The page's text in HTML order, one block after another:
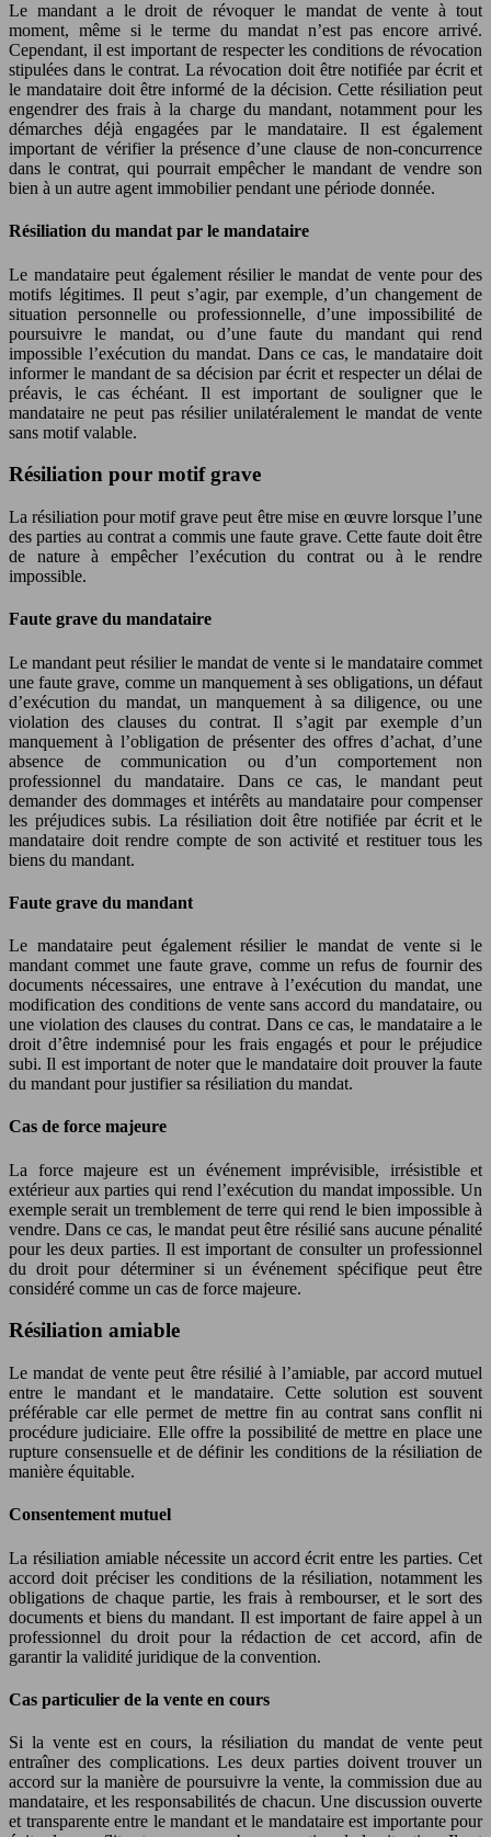
Le mandant a le droit de révoquer le mandat de vente à tout
moment, même si le terme du mandat n’est pas encore arrivé.
Cependant, il est important de respecter les conditions de révocation
stipulées dans le contrat. La révocation doit être notifiée par écrit et
le mandataire doit être informé de la décision. Cette résiliation peut
engendrer des frais à la charge du mandant, notamment pour les
démarches déjà engagées par le mandataire. Il est également
important de vérifier la présence d’une clause de non-concurrence
dans le contrat, qui pourrait empêcher le mandant de vendre son
bien à un autre agent immobilier pendant une période donnée.
Résiliation du mandat par le mandataire
Le mandataire peut également résilier le mandat de vente pour des
motifs légitimes. Il peut s’agir, par exemple, d’un changement de
situation personnelle ou professionnelle, d’une impossibilité de
poursuivre le mandat, ou d’une faute du mandant qui rend
impossible l’exécution du mandat. Dans ce cas, le mandataire doit
informer le mandant de sa décision par écrit et respecter un délai de
préavis, le cas échéant. Il est important de souligner que le
mandataire ne peut pas résilier unilatéralement le mandat de vente
sans motif valable.
Résiliation pour motif grave
La résiliation pour motif grave peut être mise en œuvre lorsque l’une
des parties au contrat a commis une faute grave. Cette faute doit être
de nature à empêcher l’exécution du contrat ou à le rendre
impossible.
Faute grave du mandataire
Le mandant peut résilier le mandat de vente si le mandataire commet
une faute grave, comme un manquement à ses obligations, un défaut
d’exécution du mandat, un manquement à sa diligence, ou une
violation des clauses du contrat. Il s’agit par exemple d’un
manquement à l’obligation de présenter des offres d’achat, d’une
absence de communication ou d’un comportement non
professionnel du mandataire. Dans ce cas, le mandant peut
demander des dommages et intérêts au mandataire pour compenser
les préjudices subis. La résiliation doit être notifiée par écrit et le
mandataire doit rendre compte de son activité et restituer tous les
biens du mandant.
Faute grave du mandant
Le mandataire peut également résilier le mandat de vente si le
mandant commet une faute grave, comme un refus de fournir des
documents nécessaires, une entrave à l’exécution du mandat, une
modification des conditions de vente sans accord du mandataire, ou
une violation des clauses du contrat. Dans ce cas, le mandataire a le
droit d’être indemnisé pour les frais engagés et pour le préjudice
subi. Il est important de noter que le mandataire doit prouver la faute
du mandant pour justifier sa résiliation du mandat.
Cas de force majeure
La force majeure est un événement imprévisible, irrésistible et
extérieur aux parties qui rend l’exécution du mandat impossible. Un
exemple serait un tremblement de terre qui rend le bien impossible à
vendre. Dans ce cas, le mandat peut être résilié sans aucune pénalité
pour les deux parties. Il est important de consulter un professionnel
du droit pour déterminer si un événement spécifique peut être
considéré comme un cas de force majeure.
Résiliation amiable
Le mandat de vente peut être résilié à l’amiable, par accord mutuel
entre le mandant et le mandataire. Cette solution est souvent
préférable car elle permet de mettre fin au contrat sans conflit ni
procédure judiciaire. Elle offre la possibilité de mettre en place une
rupture consensuelle et de définir les conditions de la résiliation de
manière équitable.
Consentement mutuel
La résiliation amiable nécessite un accord écrit entre les parties. Cet
accord doit préciser les conditions de la résiliation, notamment les
obligations de chaque partie, les frais à rembourser, et le sort des
documents et biens du mandant. Il est important de faire appel à un
professionnel du droit pour la rédaction de cet accord, afin de
garantir la validité juridique de la convention.
Cas particulier de la vente en cours
Si la vente est en cours, la résiliation du mandat de vente peut
entraîner des complications. Les deux parties doivent trouver un
accord sur la manière de poursuivre la vente, la commission due au
mandataire, et les responsabilités de chacun. Une discussion ouverte
et transparente entre le mandant et le mandataire est importante pour